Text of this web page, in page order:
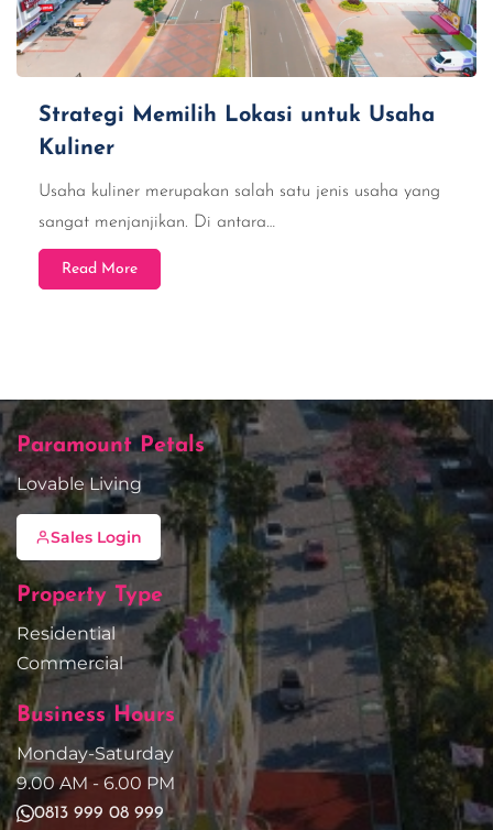
Strategi Memilih Lokasi untuk Usaha
Kuliner
Usaha kuliner merupakan salah satu jenis usaha yang
sangat menjanjikan. Di antara…
Read More
Paramount Petals
Lovable Living
Sales Login
Property Type
Residential
Commercial
Business Hours
Monday-Saturday
9.00 AM - 6.00 PM
0813 999 08 999